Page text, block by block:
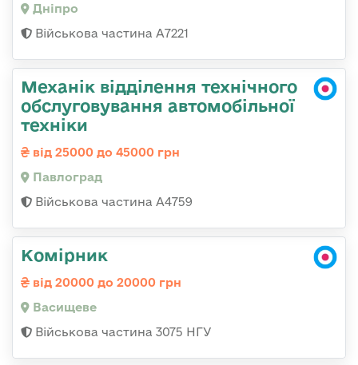
Дніпро
Військова частина А7221
Механік відділення технічного
обслуговування автомобільної
техніки
від 25000 до 45000 грн
Павлоград
Військова частина А4759
Комірник
від 20000 до 20000 грн
Васищеве
Військова частина 3075 НГУ